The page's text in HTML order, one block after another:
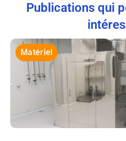
Publications qui
Matériel